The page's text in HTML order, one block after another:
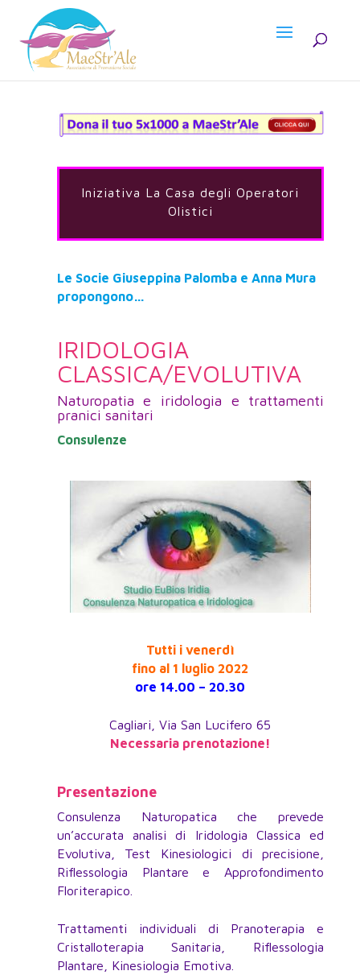
Iniziativa La Casa degli Operatori
Olistici
Le Socie Giuseppina Palomba e Anna Mura
propongono…
IRIDOLOGIA
CLASSICA/EVOLUTIVA
Naturopatia e iridologia e trattamenti
pranici sanitari
Consulenze
Tutti i venerdì
fino al 1 luglio 2022
ore 14.00 – 20.30
Cagliari, Via San Lucifero 65
Necessaria prenotazione!
Presentazione
Consulenza Naturopatica che prevede
un’accurata analisi di Iridologia Classica ed
Evolutiva, Test Kinesiologici di precisione,
Riflessologia Plantare e Approfondimento
Floriterapico.
Trattamenti individuali di Pranoterapia e
Cristalloterapia Sanitaria, Riflessologia
Plantare, Kinesiologia Emotiva.